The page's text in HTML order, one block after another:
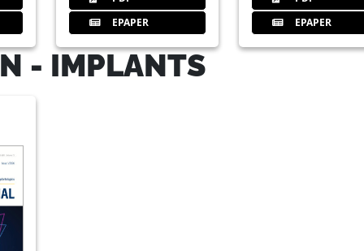
3742. International annual
EPAPER
EPAPER
- IMPLANTS